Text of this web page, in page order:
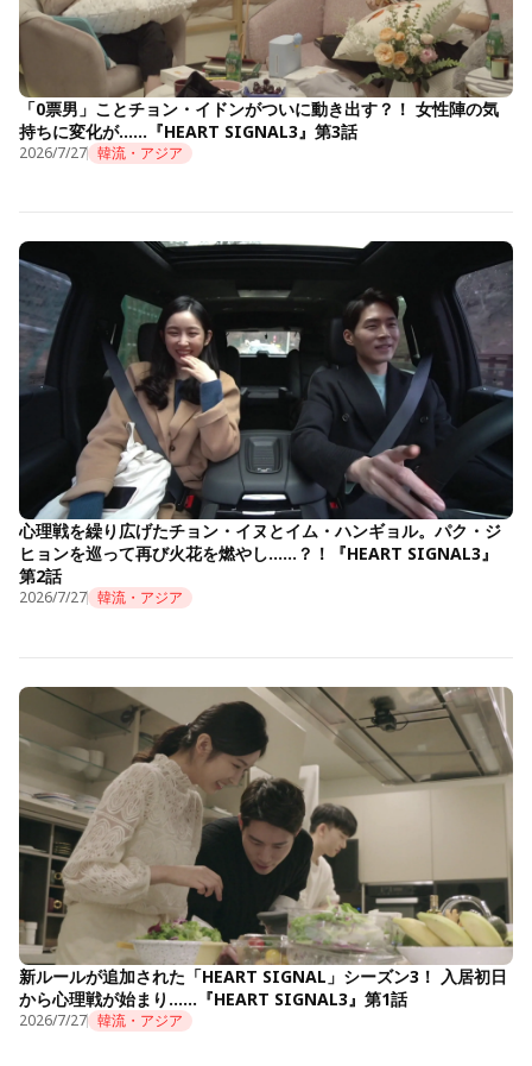
「0票男」ことチョン・イドンがついに動き出す？！ 女性陣の気
持ちに変化が……『HEART SIGNAL3』第3話
2026/7/27 韓流・アジア
心理戦を繰り広げたチョン・イヌとイム・ハンギョル。パク・ジ
ヒョンを巡って再び火花を燃やし……？！『HEART SIGNAL3』
第2話
2026/7/27 韓流・アジア
新ルールが追加された「HEART SIGNAL」シーズン3！ 入居初日
から心理戦が始まり……『HEART SIGNAL3』第1話
2026/7/27 韓流・アジア